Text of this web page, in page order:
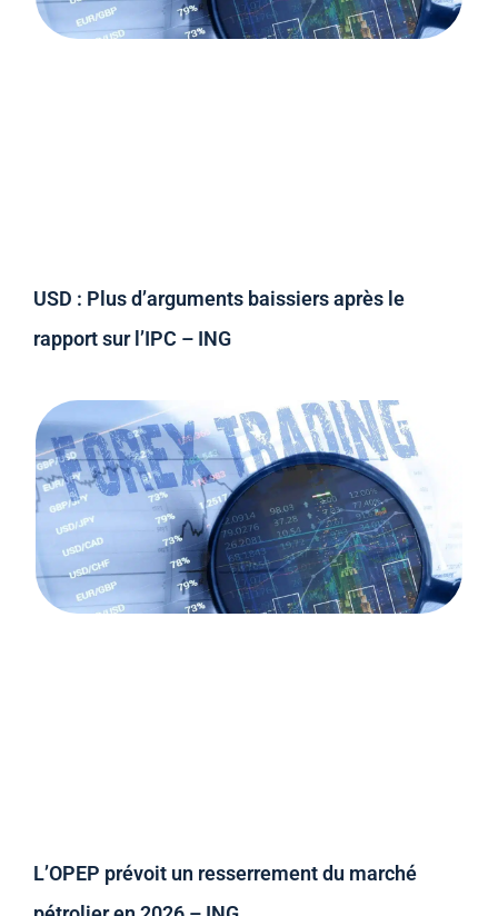
USD : Plus d’arguments baissiers après le
rapport sur l’IPC – ING
L’OPEP prévoit un resserrement du marché